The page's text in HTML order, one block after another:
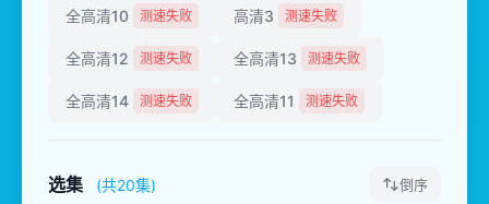
全高清10 测速失败 高清3 测速失败
全高清12 测速失败 全高清13 测速失败
全高清14 测速失败 全高清11 测速失败
选集 (共20集) 倒序